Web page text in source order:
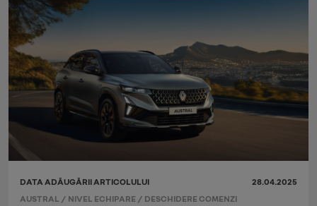
DATA ADĂUGĂRII ARTICOLULUI
28.04.2025
AUSTRAL / NIVEL ECHIPARE / DESCHIDERE COMENZI